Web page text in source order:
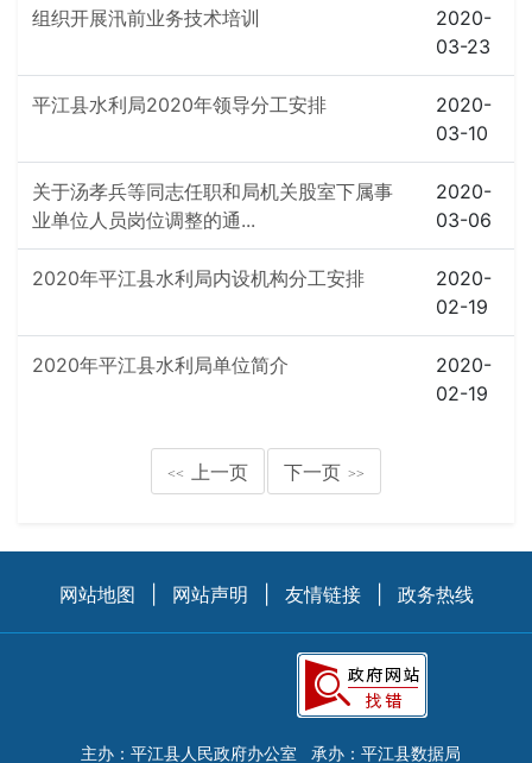
组织开展汛前业务技术培训
2020-
03-23
平江县水利局2020年领导分工安排
2020-
03-10
关于汤孝兵等同志任职和局机关股室下属事
业单位人员岗位调整的通...
2020-
03-06
2020年平江县水利局内设机构分工安排
2020-
02-19
2020年平江县水利局单位简介
2020-
02-19
<< 上一页 下一页 >>
网站地图 网站声明 友情链接 政务热线
主办：平江县人民政府办公室 承办：平江县数据局